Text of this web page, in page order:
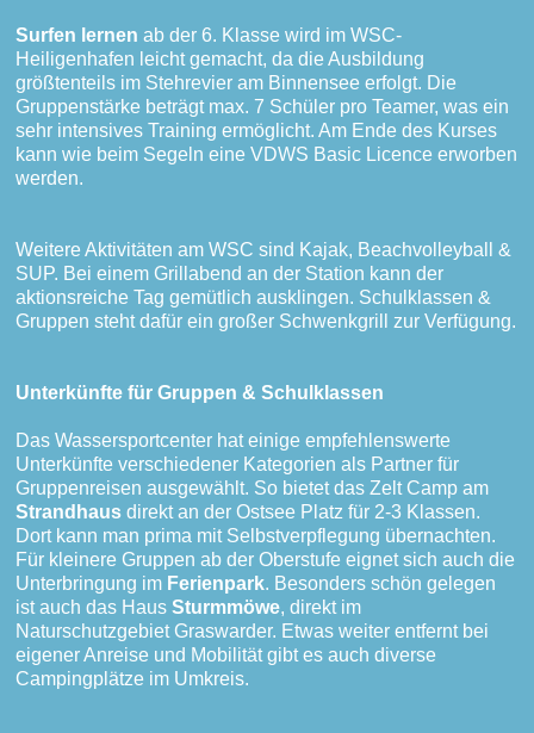
Surfen lernen ab der 6. Klasse wird im WSC-
Heiligenhafen leicht gemacht, da die Ausbildung
größtenteils im Stehrevier am Binnensee erfolgt. Die
Gruppenstärke beträgt max. 7 Schüler pro Teamer, was ein
sehr intensives Training ermöglicht. Am Ende des Kurses
kann wie beim Segeln eine VDWS Basic Licence erworben
werden.
Weitere Aktivitäten am WSC sind Kajak, Beachvolleyball &
SUP. Bei einem Grillabend an der Station kann der
aktionsreiche Tag gemütlich ausklingen. Schulklassen &
Gruppen steht dafür ein großer Schwenkgrill zur Verfügung.
Unterkünfte für Gruppen & Schulklassen
Das Wassersportcenter hat einige empfehlenswerte
Unterkünfte verschiedener Kategorien als Partner für
Gruppenreisen ausgewählt. So bietet das Zelt Camp am
Strandhaus direkt an der Ostsee Platz für 2-3 Klassen.
Dort kann man prima mit Selbstverpflegung übernachten.
Für kleinere Gruppen ab der Oberstufe eignet sich auch die
Unterbringung im Ferienpark. Besonders schön gelegen
ist auch das HausSturmmöwe, direkt im
Naturschutzgebiet Graswarder. Etwas weiter entfernt bei
eigener Anreise und Mobilität gibt es auch diverse
Campingplätze im Umkreis.